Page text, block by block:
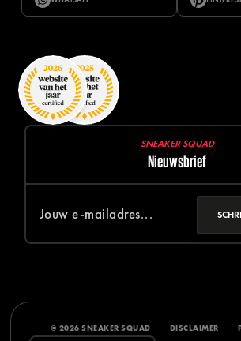
SNEAKER SQUAD
Nieuwsbrief
© 2026 SNEAKER SQUAD DISCLAIMER